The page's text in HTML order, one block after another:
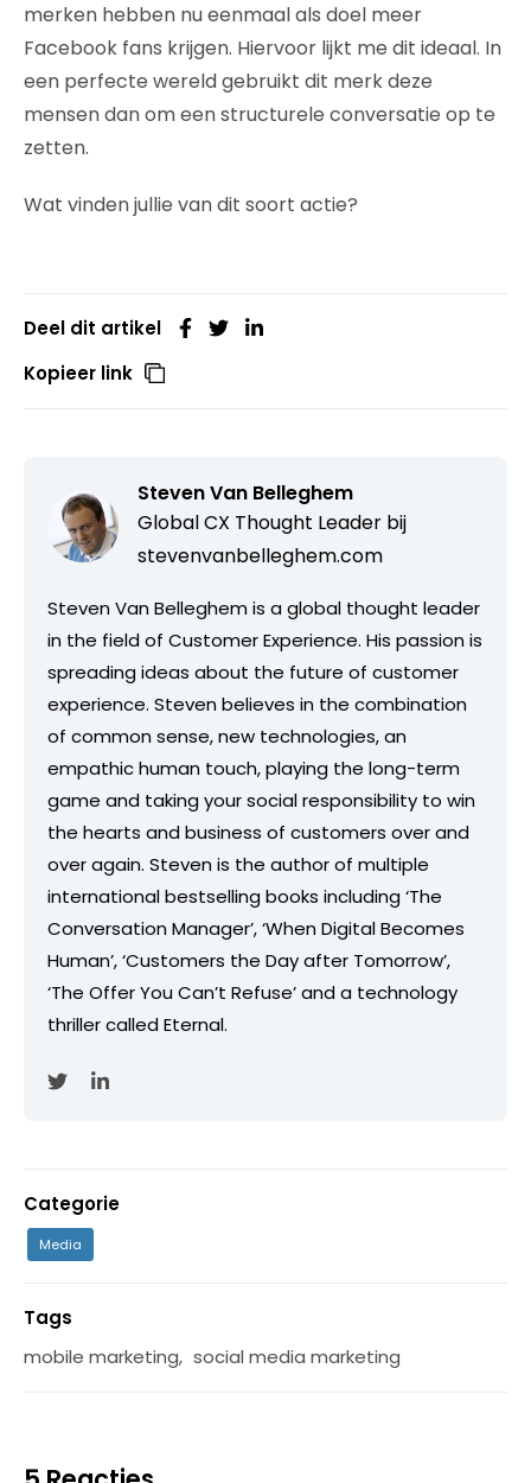
merken hebben nu eenmaal als doel meer
Facebook fans krijgen. Hiervoor lijkt me dit ideaal. In
een perfecte wereld gebruikt dit merk deze
mensen dan om een structurele conversatie op te
zetten.
Wat vinden jullie van dit soort actie?
Deel dit artikel
Kopieer link
Steven Van Belleghem
Global CX Thought Leader bij
stevenvanbelleghem.com
Steven Van Belleghem is a global thought leader
in the field of Customer Experience. His passion is
spreading ideas about the future of customer
experience. Steven believes in the combination
of common sense, new technologies, an
empathic human touch, playing the long-term
game and taking your social responsibility to win
the hearts and business of customers over and
over again. Steven is the author of multiple
international bestselling books including ‘The
Conversation Manager’, ‘When Digital Becomes
Human’, ‘Customers the Day after Tomorrow’,
‘The Offer You Can’t Refuse’ and a technology
thriller called Eternal.
Categorie
Media
Tags
mobile marketing, social media marketing